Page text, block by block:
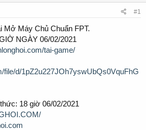
#1
Mở Máy Chủ Chuẩn FPT.
NGÀY 06/02/2021
tai-game/
file/d/1pZ2u227JOh7yswUbQs0VquFhG
18 giờ 06/02/2021